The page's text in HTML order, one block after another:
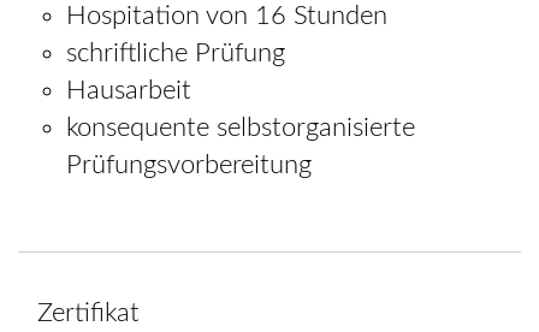
Hospitation von 16 Stunden
schriftliche Prüfung
Hausarbeit
konsequente selbstorganisierte
Prüfungsvorbereitung
Zertifikat